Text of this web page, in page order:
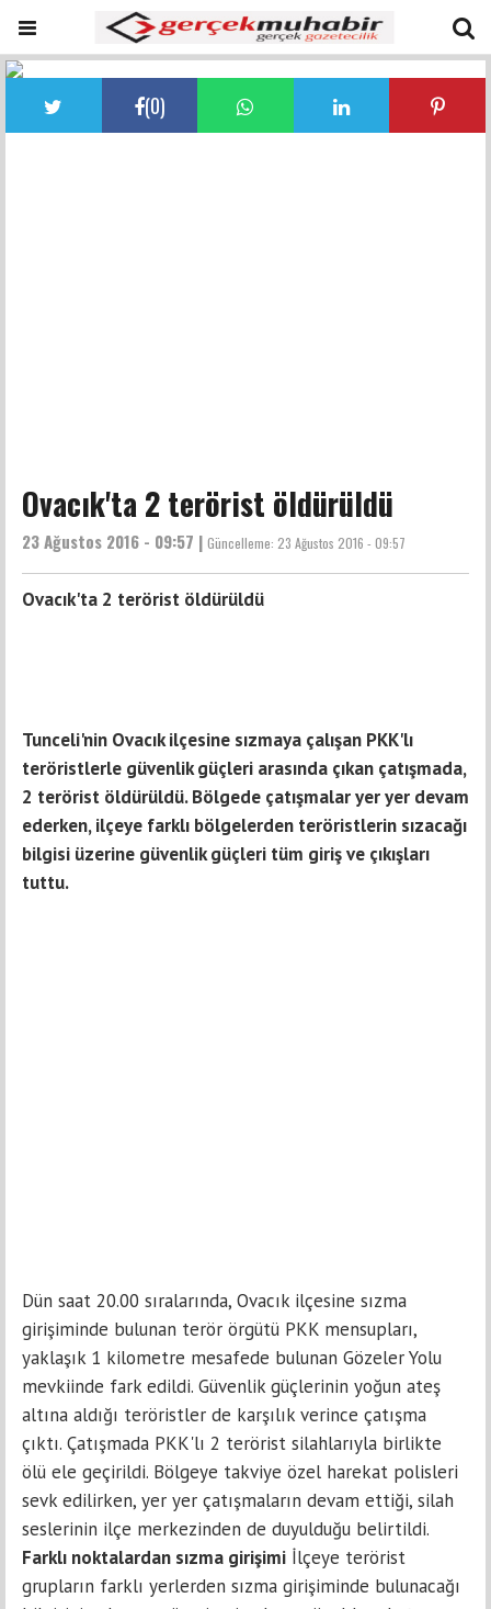
(0)
Ovacık'ta 2 terörist öldürüldü
23 Ağustos 2016 - 09:57 | Güncelleme: 23 Ağustos 2016 - 09:57
Ovacık'ta 2 terörist öldürüldü
Tunceli'nin Ovacık ilçesine sızmaya çalışan PKK'lı
teröristlerle güvenlik güçleri arasında çıkan çatışmada,
2 terörist öldürüldü. Bölgede çatışmalar yer yer devam
ederken, ilçeye farklı bölgelerden teröristlerin sızacağı
bilgisi üzerine güvenlik güçleri tüm giriş ve çıkışları
tuttu.
Dün saat 20.00 sıralarında, Ovacık ilçesine sızma
girişiminde bulunan terör örgütü PKK mensupları,
yaklaşık 1 kilometre mesafede bulunan Gözeler Yolu
mevkiinde fark edildi. Güvenlik güçlerinin yoğun ateş
altına aldığı teröristler de karşılık verince çatışma
çıktı. Çatışmada PKK'lı 2 terörist silahlarıyla birlikte
ölü ele geçirildi. Bölgeye takviye özel harekat polisleri
sevk edilirken, yer yer çatışmaların devam ettiği, silah
seslerinin ilçe merkezinden de duyulduğu belirtildi.
Farklı noktalardan sızma girişimi İlçeye terörist
grupların farklı yerlerden sızma girişiminde bulunacağı